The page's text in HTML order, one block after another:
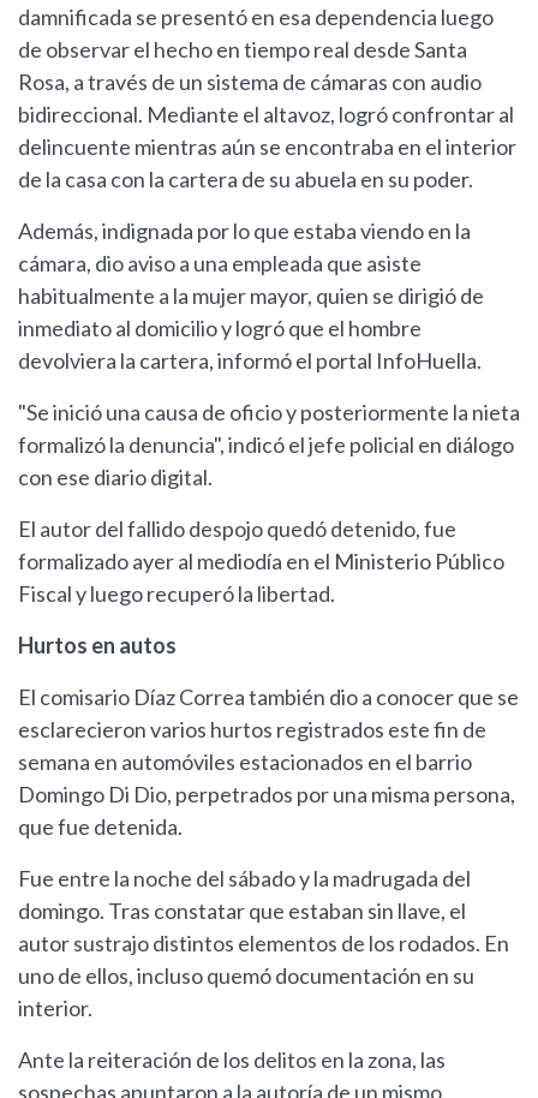
damnificada se presentó en esa dependencia luego
de observar el hecho en tiempo real desde Santa
Rosa, a través de un sistema de cámaras con audio
bidireccional. Mediante el altavoz, logró confrontar al
delincuente mientras aún se encontraba en el interior
de la casa con la cartera de su abuela en su poder.
Además, indignada por lo que estaba viendo en la
cámara, dio aviso a una empleada que asiste
habitualmente a la mujer mayor, quien se dirigió de
inmediato al domicilio y logró que el hombre
devolviera la cartera, informó el portal InfoHuella.
"Se inició una causa de oficio y posteriormente la nieta
formalizó la denuncia", indicó el jefe policial en diálogo
con ese diario digital.
El autor del fallido despojo quedó detenido, fue
formalizado ayer al mediodía en el Ministerio Público
Fiscal y luego recuperó la libertad.
Hurtos en autos
El comisario Díaz Correa también dio a conocer que se
esclarecieron varios hurtos registrados este fin de
semana en automóviles estacionados en el barrio
Domingo Di Dio, perpetrados por una misma persona,
que fue detenida.
Fue entre la noche del sábado y la madrugada del
domingo. Tras constatar que estaban sin llave, el
autor sustrajo distintos elementos de los rodados. En
uno de ellos, incluso quemó documentación en su
interior.
Ante la reiteración de los delitos en la zona, las
sospechas apuntaron a la autoría de un mismo